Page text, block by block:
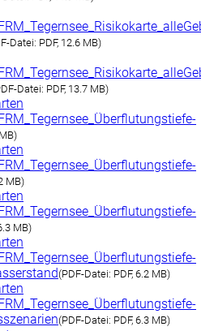
Datei: PDF, 12.6 MB)
Datei: PDF, 13.7 MB)
MB)
MB)
(PDF-Datei: PDF, 6.2 MB)
(PDF-Datei: PDF, 6.3 MB)